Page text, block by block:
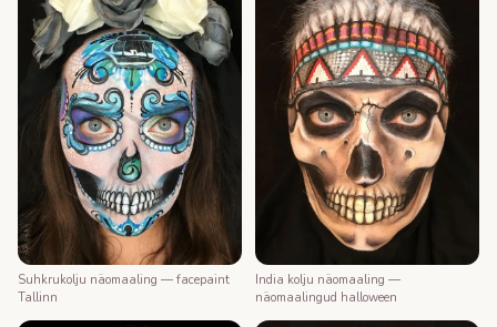
Suhkrukolju näomaaling — facepaint
Tallinn
India kolju näomaaling —
näomaalingud halloween